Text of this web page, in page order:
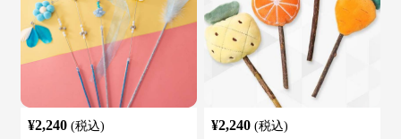
¥2,240 (税込) ¥2,240 (税込)